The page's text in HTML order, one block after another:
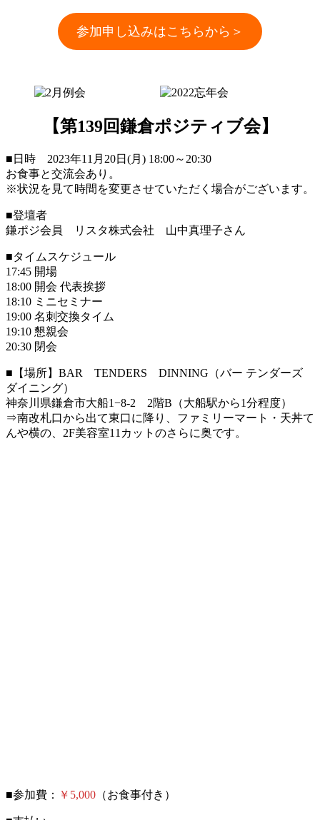
参加申し込みはこちらから ＞
【第139回鎌倉ポジティブ会】
■日時 2023年11月20日(月) 18:00～20:30
お食事と交流会あり。
※状況を見て時間を変更させていただく場合がございます。
■登壇者
鎌ポジ会員 リスタ株式会社 山中真理子さん
■タイムスケジュール
17:45 開場
18:00 開会 代表挨拶
18:10 ミニセミナー
19:00 名刺交換タイム
19:10 懇親会
20:30 閉会
■【場所】BAR TENDERS DINNING（バー テンダーズ
ダイニング）
神奈川県鎌倉市大船1−8-2 2階B（大船駅から1分程度）
⇒南改札口から出て東口に降り、ファミリーマート・天丼て
んや横の、2F美容室11カットのさらに奥です。
■参加費： ￥5,000 （お食事付き）